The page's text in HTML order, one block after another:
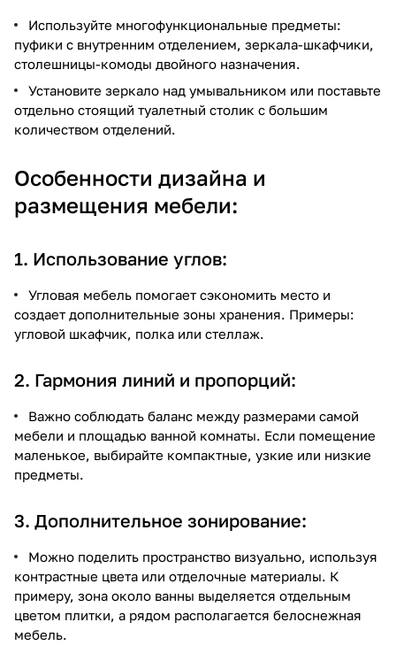
Используйте многофункциональные предметы:
пуфики с внутренним отделением, зеркала-шкафчики,
столешницы-комоды двойного назначения.
Установите зеркало над умывальником или поставьте
отдельно стоящий туалетный столик с большим
количеством отделений.
Особенности дизайна и
размещения мебели:
1. Использование углов:
Угловая мебель помогает сэкономить место и
создает дополнительные зоны хранения. Примеры:
угловой шкафчик, полка или стеллаж.
2. Гармония линий и пропорций:
Важно соблюдать баланс между размерами самой
мебели и площадью ванной комнаты. Если помещение
маленькое, выбирайте компактные, узкие или низкие
предметы.
3. Дополнительное зонирование:
Можно поделить пространство визуально, используя
контрастные цвета или отделочные материалы. К
примеру, зона около ванны выделяется отдельным
цветом плитки, а рядом располагается белоснежная
мебель.